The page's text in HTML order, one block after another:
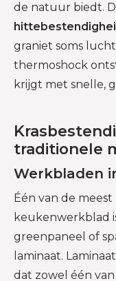
de natuur biedt.
graniet soms
thermoshock
krijgt met snelle,
traditionele
Werkbladen
Één van de
keukenwerkblad
greenpaneel of
laminaat.
dat zowel één